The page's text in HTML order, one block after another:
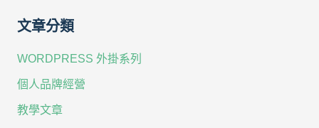
文章分類
WORDPRESS 外掛系列
個人品牌經營
教學文章